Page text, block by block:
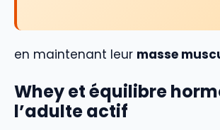
en maintenant leur masse
Whey et équilibre
l’adulte actif